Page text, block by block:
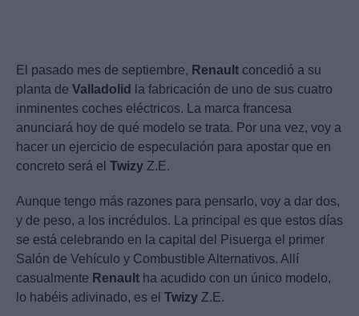
El pasado mes de septiembre, Renault concedió a su
planta de Valladolid
la fabricación de uno de sus cuatro
inminentes coches eléctricos. La marca francesa
anunciará hoy de qué modelo se trata. Por una vez, voy a
hacer un ejercicio de especulación para apostar que en
concreto será el Twizy Z.E.
Aunque tengo más razones para pensarlo, voy a dar dos,
y de peso, a los incrédulos. La principal es que estos días
se está celebrando en la capital del Pisuerga el primer
Salón de Vehículo y Combustible Alternativos. Allí
casualmente Renault ha acudido con un único modelo,
lo habéis adivinado, es el Twizy Z.E.